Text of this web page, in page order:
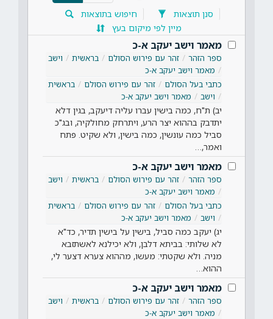
סנן תוצאות
חיפוש בתוצאות
מיין לפי מיקום בעץ
מאמר וישב יעקב א-כ
ספר הזהר זהר עם פירוש הסולם בראשית
וישב
מאמר וישב יעקב א-כ
כתבי בעל הסולם
זהר עם פירוש הסולם
בראשית
וישב
מאמר וישב יעקב א-כ
יב) ת"ח, כמה בישין עברו עליה דיעקב, בגין דלא
יתדבק בההוא יצר הרע, ויתרחק מחולקיה, ובג"כ
סביל כמה עונשין, כמה בישין, ולא שקיט. פתח
ואמר,…
מאמר וישב יעקב א-כ
ספר הזהר זהר עם פירוש הסולם בראשית
וישב
מאמר וישב יעקב א-כ
כתבי בעל הסולם
זהר עם פירוש הסולם
בראשית
וישב
מאמר וישב יעקב א-כ
יג) יעקב כמה סביל, בישין על בישין תדיר, כד"א
לא שלותי: בביתא דלבן, ולא יכילנא לאשתזבא
מניה. ולא שקטתי: מעשו, מההוא צערא דצער לי,
ההוא…
מאמר וישב יעקב א-כ
ספר הזהר זהר עם פירוש הסולם בראשית
וישב
מאמר וישב יעקב א-כ